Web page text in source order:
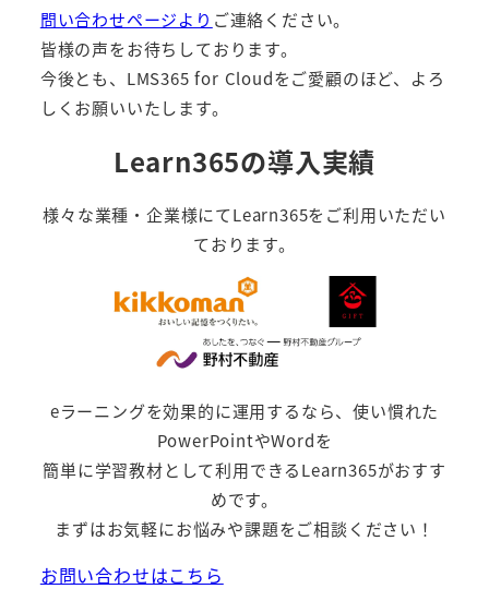
問い合わせページより ご連絡ください。
皆様の声をお待ちしております。
今後とも、LMS365 for Cloudをご愛顧のほど、よろ
しくお願いいたします。
Learn365の導入実績
様々な業種・企業様にてLearn365をご利用いただい
ております。
eラーニングを効果的に運用するなら、使い慣れた
PowerPointやWordを
簡単に学習教材として利用できるLearn365がおすす
めです。
まずはお気軽にお悩みや課題をご相談ください！
お問い合わせはこちら